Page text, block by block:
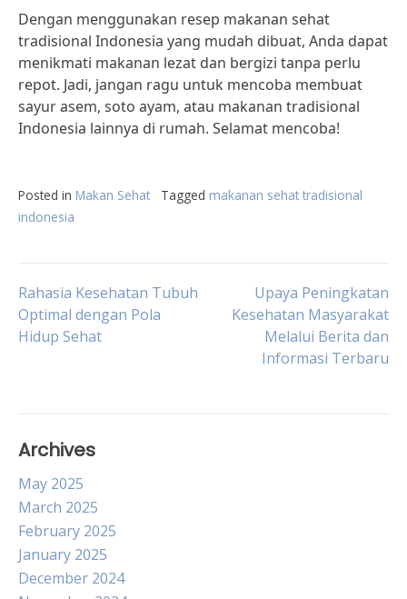
Dengan menggunakan resep makanan sehat
tradisional Indonesia yang mudah dibuat, Anda dapat
menikmati makanan lezat dan bergizi tanpa perlu
repot. Jadi, jangan ragu untuk mencoba membuat
sayur asem, soto ayam, atau makanan tradisional
Indonesia lainnya di rumah. Selamat mencoba!
Posted in Makan Sehat Tagged makanan sehat tradisional
indonesia
Post
navigation
Rahasia Kesehatan Tubuh
Optimal dengan Pola
Hidup Sehat
Upaya Peningkatan
Kesehatan Masyarakat
Melalui Berita dan
Informasi Terbaru
Archives
May 2025
March 2025
February 2025
January 2025
December 2024